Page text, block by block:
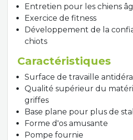
Entretien pour les chiens
Exercice de fitness
Développement de la
chiots
Caractéristiques
Surface de travaille
Qualité supérieur du
griffes
Base plane pour plus de
Forme d'os amusante
Pompe fournie